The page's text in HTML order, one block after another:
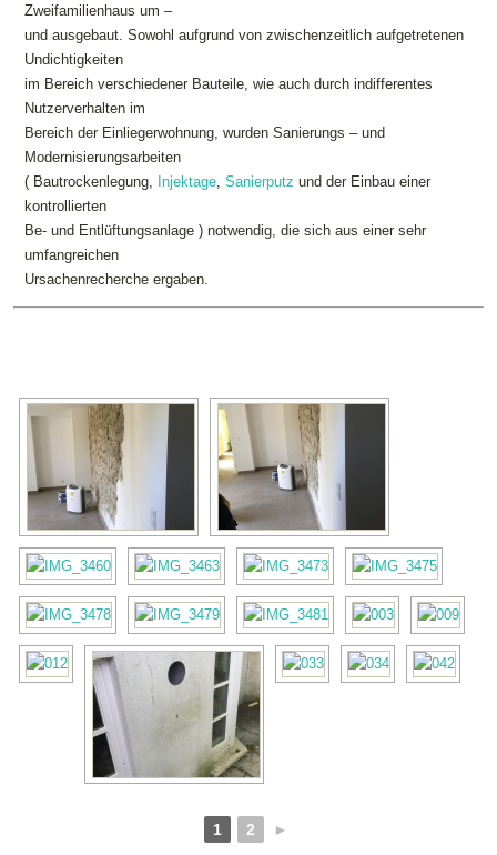
Zweifamilienhaus um –
und ausgebaut. Sowohl aufgrund von zwischenzeitlich aufgetretenen
Undichtigkeiten
im Bereich verschiedener Bauteile, wie auch durch indifferentes
Nutzerverhalten im
Bereich der Einliegerwohnung, wurden Sanierungs – und
Modernisierungsarbeiten
( Bautrockenlegung,
Injektage ,Sanierputzund der Einbau einer
kontrollierten
Be- und Entlüftungsanlage ) notwendig, die sich aus einer sehr
umfangreichen
Ursachenrecherche ergaben.
1 2 ►